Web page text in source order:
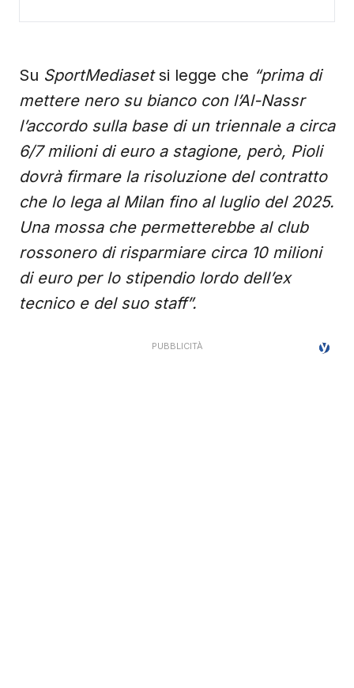
Su SportMediasetsi legge che “prima di
mettere nero su bianco con l’Al-Nassr
l’accordo sulla base di un triennale a circa
6/7 milioni di euro a stagione, però, Pioli
dovrà firmare la risoluzione del contratto
che lo lega al Milan fino al luglio del 2025.
Una mossa che permetterebbe al club
rossonero di risparmiare circa 10 milioni
di euro per lo stipendio lordo dell’ex
tecnico e del suo staff”.